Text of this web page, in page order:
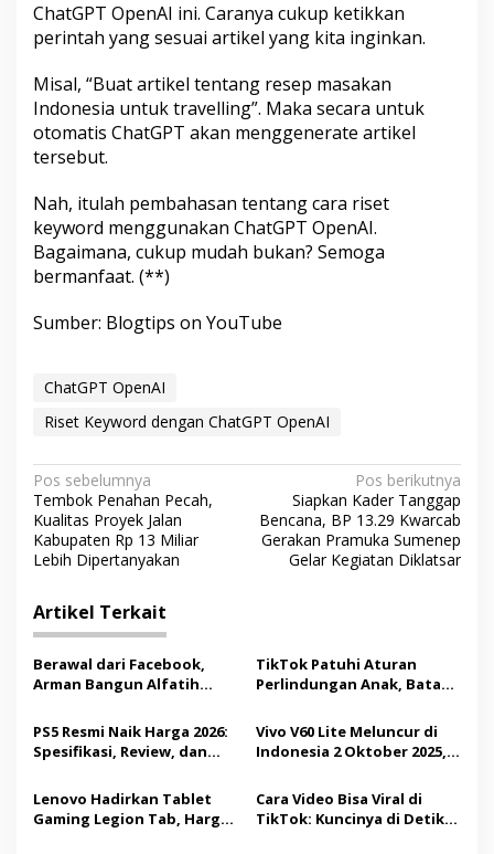
ChatGPT OpenAI ini. Caranya cukup ketikkan
perintah yang sesuai artikel yang kita inginkan.
Misal, “Buat artikel tentang resep masakan
Indonesia untuk travelling”. Maka secara untuk
otomatis ChatGPT akan menggenerate artikel
tersebut.
Nah, itulah pembahasan tentang cara riset
keyword menggunakan ChatGPT OpenAI.
Bagaimana, cukup mudah bukan? Semoga
bermanfaat. (**)
Sumber: Blogtips on YouTube
ChatGPT OpenAI
Riset Keyword dengan ChatGPT OpenAI
N
a
v
i
g
a
s
i
p
o
s
Pos sebelumnya
Tembok Penahan Pecah,
Kualitas Proyek Jalan
Kabupaten Rp 13 Miliar
Lebih Dipertanyakan
Pos berikutnya
Siapkan Kader Tanggap
Bencana, BP 13.29 Kwarcab
Gerakan Pramuka Sumenep
Gelar Kegiatan Diklatsar
Artikel Terkait
Berawal dari Facebook,
Arman Bangun Alfatih
Layanan Digital di Lenteng,
Sumenep
TikTok Patuhi Aturan
Perlindungan Anak, Batasi
Tahun
PS5 Resmi Naik Harga 2026:
Spesifikasi, Review, dan
Vivo V60 Lite Meluncur di
Indonesia 2 Oktober 2025,
Lenovo Hadirkan Tablet
Gaming Legion Tab, Harga
Cara Video Bisa Viral di
TikTok: Kuncinya di Detik